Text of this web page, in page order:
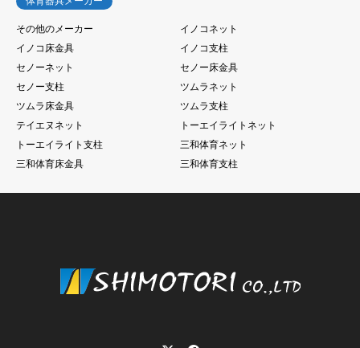
その他のメーカー
イノコネット
イノコ床金具
イノコ支柱
セノーネット
セノー床金具
セノー支柱
ツムラネット
ツムラ床金具
ツムラ支柱
テイエヌネット
トーエイライトネット
トーエイライト支柱
三和体育ネット
三和体育床金具
三和体育支柱